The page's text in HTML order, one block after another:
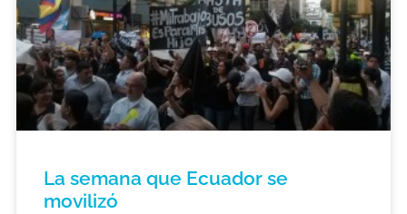
La semana que Ecuador se
movilizó